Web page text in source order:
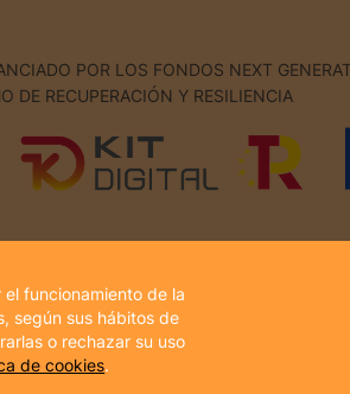
POR LOS FONDOS NEXT
DE RECUPERACIÓN Y RESILIENCIA
funcionamiento de la
según sus hábitos de
o rechazar su uso
de cookies.